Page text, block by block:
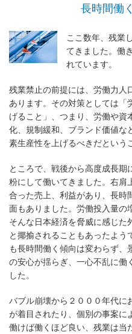
長時間働
ここ数年、残業
てきました。働
れています。
残業禁止の前提には、労働力人
あります。その対策としては「
げること」、つまり、労働や資
化、規制緩和、ブランド価値な
素生産性を上げるべきだという
ところで、戦後から高度成長期
粉にして働いてきました。右肩
合った売上、利益があり、長時
面もありました。労働投入量の
そんな日本経済を脅威に感じた
と揶揄されることもあったよう
も長時間働く傾向は変わらず
の安心が揺らぎ、一心不乱に働
した。
バブル崩壊から２０００年代に
が着目されたり、個別の事案に
働けば働くほど良い、残業は当